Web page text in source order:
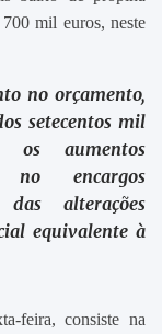
mil euros, neste
no orçamento,
setecentos mil
os aumentos
no encargos
alterações
equivalente à
feira, consiste na